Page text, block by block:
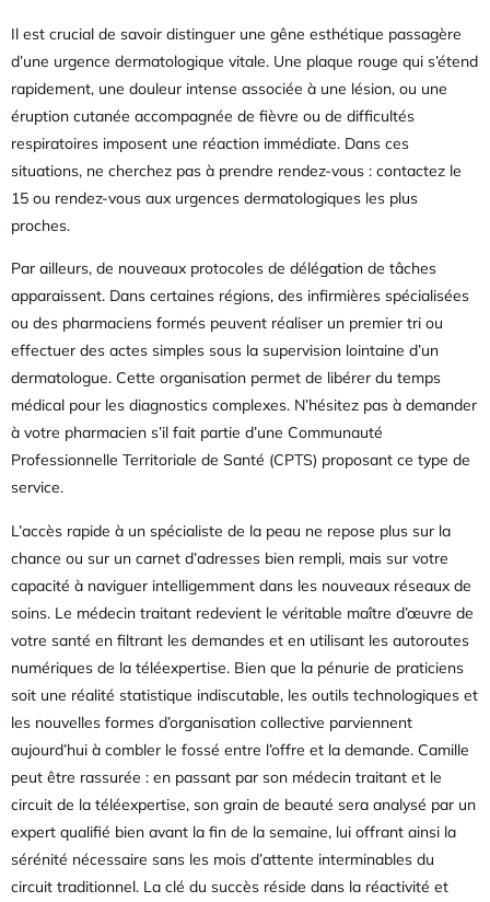
Il est crucial de savoir distinguer une gêne esthétique passagère
d’une urgence dermatologique vitale. Une plaque rouge qui s’étend
rapidement, une douleur intense associée à une lésion, ou une
éruption cutanée accompagnée de fièvre ou de difficultés
respiratoires imposent une réaction immédiate. Dans ces
situations, ne cherchez pas à prendre rendez-vous : contactez le
15 ou rendez-vous aux urgences dermatologiques les plus
proches.
Par ailleurs, de nouveaux protocoles de délégation de tâches
apparaissent. Dans certaines régions, des infirmières spécialisées
ou des pharmaciens formés peuvent réaliser un premier tri ou
effectuer des actes simples sous la supervision lointaine d’un
dermatologue. Cette organisation permet de libérer du temps
médical pour les diagnostics complexes. N’hésitez pas à demander
à votre pharmacien s’il fait partie d’une Communauté
Professionnelle Territoriale de Santé (CPTS) proposant ce type de
service.
L’accès rapide à un spécialiste de la peau ne repose plus sur la
chance ou sur un carnet d’adresses bien rempli, mais sur votre
capacité à naviguer intelligemment dans les nouveaux réseaux de
soins. Le médecin traitant redevient le véritable maître d’œuvre de
votre santé en filtrant les demandes et en utilisant les autoroutes
numériques de la téléexpertise. Bien que la pénurie de praticiens
soit une réalité statistique indiscutable, les outils technologiques et
les nouvelles formes d’organisation collective parviennent
aujourd’hui à combler le fossé entre l’offre et la demande. Camille
peut être rassurée : en passant par son médecin traitant et le
circuit de la téléexpertise, son grain de beauté sera analysé par un
expert qualifié bien avant la fin de la semaine, lui offrant ainsi la
sérénité nécessaire sans les mois d’attente interminables du
circuit traditionnel. La clé du succès réside dans la réactivité et